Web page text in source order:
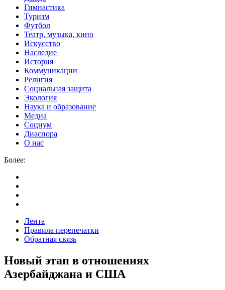
Гимнастика
Туризм
Футбол
Театр, музыка, кино
Искусство
Наследие
История
Коммуникации
Религия
Социальная защита
Экология
Наука и образование
Медиа
Социум
Диаспора
О нас
Более:
Лента
Правила перепечатки
Обратная связь
Новый этап в отношениях
Азербайджана и США